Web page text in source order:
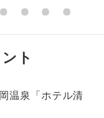
ト
温泉「ホテル清
場が付いています。
ん。（機内食を除
りとお召し上がりいた